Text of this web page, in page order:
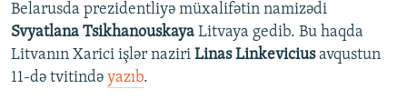
Belarusda prezidentliyə müxalifətin namizədi
Svyatlana Tsikhanouskaya Litvaya gedib. Bu haqda
Litvanın Xarici işlər naziri Linas Linkeviciusavqustun
11-də tvitində yazıb.